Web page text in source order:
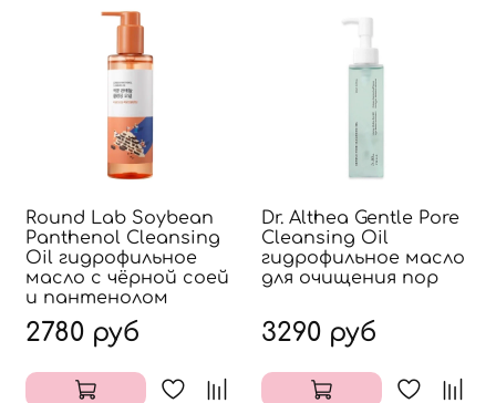
Round Lab Soybean
Panthenol Cleansing
Oil гидрофильное
масло с чёрной соей
и пантенолом
2780 руб
Dr. Althea Gentle Pore
Cleansing Oil
гидрофильное масло
для очищения пор
3290 руб